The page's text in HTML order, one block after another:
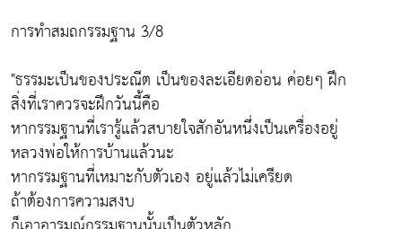
การทำสมถกรรมฐาน 3/8
"ธรรมะเป็นของประณีต เป็นของละเอียดอ่อน ค่อยๆ ฝึก
สิ่งที่เราควรจะฝึกวันนี้คือ
หากรรมฐานที่เรารู้แล้วสบายใจสักอันหนึ่งเป็นเครื่องอยู่
หลวงพ่อให้การบ้านแล้วนะ
หากรรมฐานที่เหมาะกับตัวเอง อยู่แล้วไม่เครียด
ถ้าต้องการความสงบ